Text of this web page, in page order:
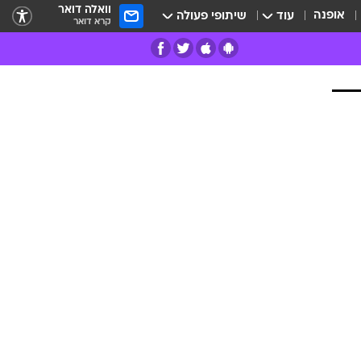
אופנה עוד שיתופי פעולה וואלה דואר
קרא דואר